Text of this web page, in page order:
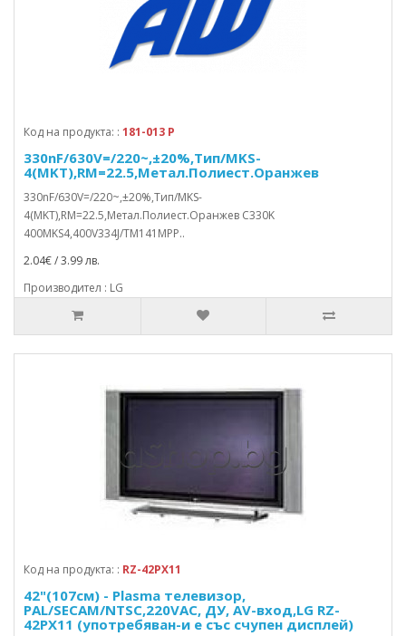
Код на продукта: : 181-013 P
330nF/630V=/220~,±20%,Тип/MKS-
4(MKT),RM=22.5,Метал.Полиест.Оранжев
330nF/630V=/220~,±20%,Тип/MKS-
4(MKT),RM=22.5,Метал.Полиест.Оранжев C330K
400MKS4,400V334J/TM141MPP..
2.04€ / 3.99 лв.
Производител : LG
Код на продукта: : RZ-42PX11
42"(107см) - Plasma телевизор,
PAL/SECAM/NTSC,220VAC, ДУ, AV-вход,LG RZ-
42PX11 (употребяван-и е със счупен дисплей)